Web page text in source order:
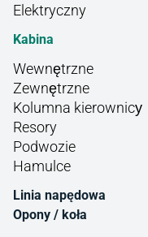
Elektryczny
Kabina
Wewnętrzne
Zewnętrzne
Kolumna kierownicу
Resory
Podwozie
Hamulce
Linia napędowa
Opony / koła